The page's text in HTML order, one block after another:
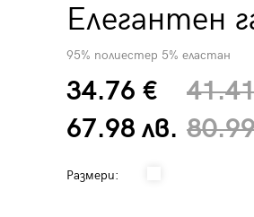
Елегантен
95% полиестер 5% еластан
34.76 €
67.98 лв.
Размери: